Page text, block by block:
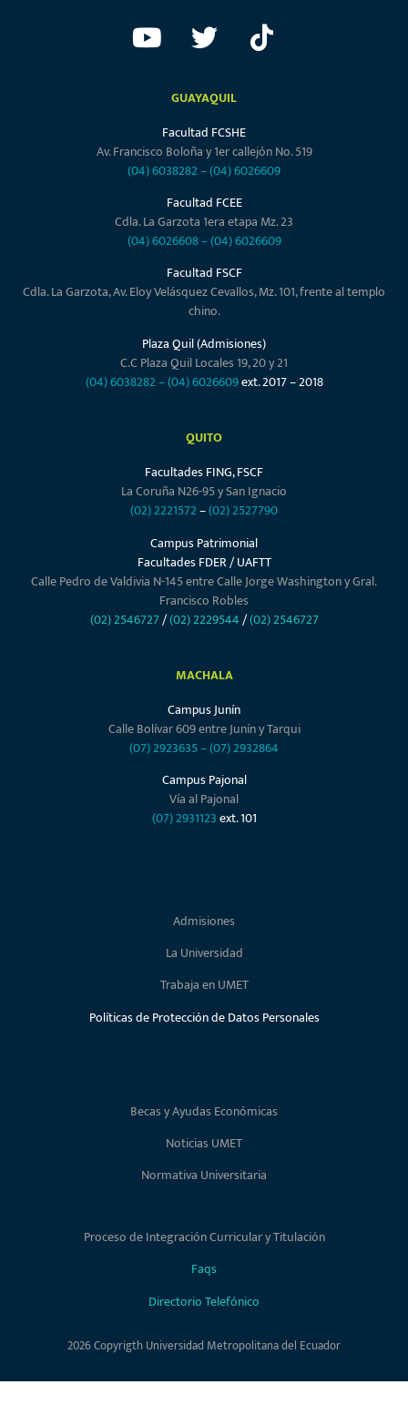
GUAYAQUIL
Facultad FCSHE
Av. Francisco Boloña y 1er callejón No. 519
(04) 6038282–(04) 6026609
Facultad FCEE
Cdla. La Garzota 1era etapa Mz. 23
(04) 6026608–(04) 6026609
Facultad FSCF
Cdla. La Garzota, Av. Eloy Velásquez Cevallos, Mz. 101, frente al templo
chino.
Plaza Quil (Admisiones)
C.C Plaza Quil Locales 19, 20 y 21
(04) 6038282–(04) 6026609ext. 2017 – 2018
QUITO
Facultades FING, FSCF
La Coruña N26-95 y San Ignacio
(02) 2221572–(02) 2527790
Campus Patrimonial
Facultades FDER / UAFTT
Calle Pedro de Valdivia N-145 entre Calle Jorge Washington y Gral.
Francisco Robles
(02) 2546727/(02) 2229544/(02) 2546727
MACHALA
Campus Junín
Calle Bolívar 609 entre Junín y Tarqui
(07) 2923635–(07) 2932864
Campus Pajonal
Vía al Pajonal
(07) 2931123ext. 101
Admisiones
La Universidad
Trabaja en UMET
Políticas de Protección de Datos Personales
Becas y Ayudas Económicas
Noticias UMET
Normativa Universitaria
Proceso de Integración Curricular y Titulación
Faqs
Directorio Telefónico
2026 Copyrigth Universidad Metropolitana del Ecuador